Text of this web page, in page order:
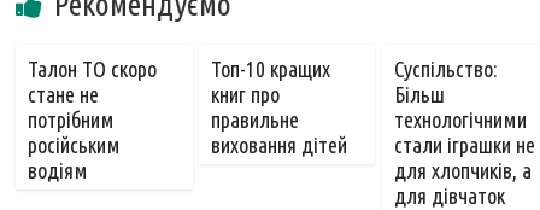
Талон ТО скоро
стане не
потрібним
російським
водіям
Топ-10 кращих
книг про
правильне
виховання дітей
Суспільство:
Більш
технологічними
стали іграшки не
для хлопчиків, а
для дівчаток